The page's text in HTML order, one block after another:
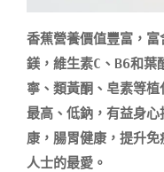
香蕉營養價值豐富，富
鎂，維生素C、B6和葉
寧、類黃酮、皂素等
最高、低鈉，有益身
康，腸胃健康，提升
人士的最愛。